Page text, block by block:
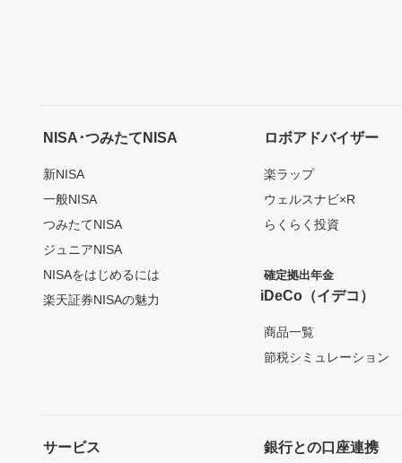
NISA･つみたてNISA
新NISA
一般NISA
つみたてNISA
ジュニアNISA
NISAをはじめるには
楽天証券NISAの魅力
ロボアドバイザー
楽ラップ
ウェルスナビ×R
らくらく投資
確定拠出年金
iDeCo（イデコ）
商品一覧
節税シミュレーション
サービス 銀行との口座連携